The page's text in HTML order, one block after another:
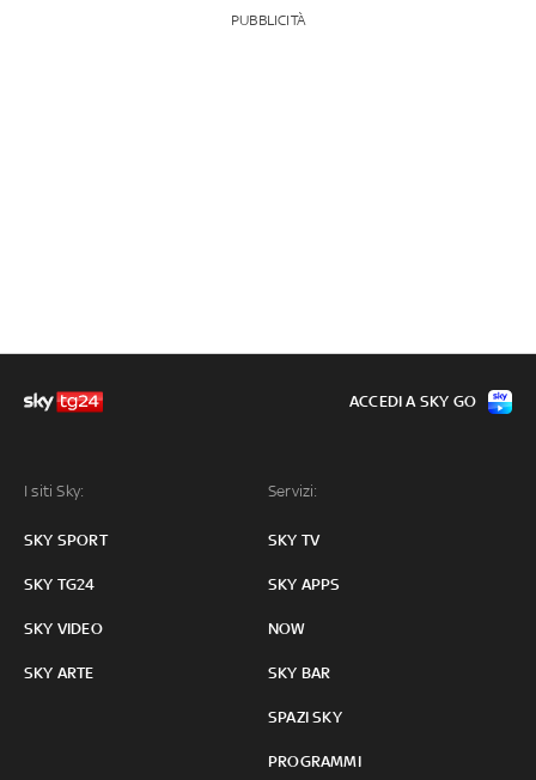
PUBBLICITÀ
I siti Sky:
SKY SPORT
SKY TG24
SKY VIDEO
SKY ARTE
Servizi:
SKY TV
SKY APPS
NOW
SKY BAR
SPAZI SKY
PROGRAMMI
ACCEDI A SKY GO